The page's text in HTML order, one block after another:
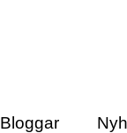
Bloggar